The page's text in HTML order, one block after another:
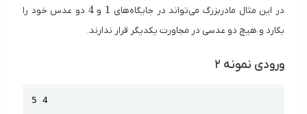
در این مثال مادربزرگ می‌تواند در جایگاه‌های 1 و
4
4 دو عدس خود را
بکارد و هیچ دو عدسی در مجاورت یکدیگر قرار ندارند.
ورودی نمونه ۲
5 4